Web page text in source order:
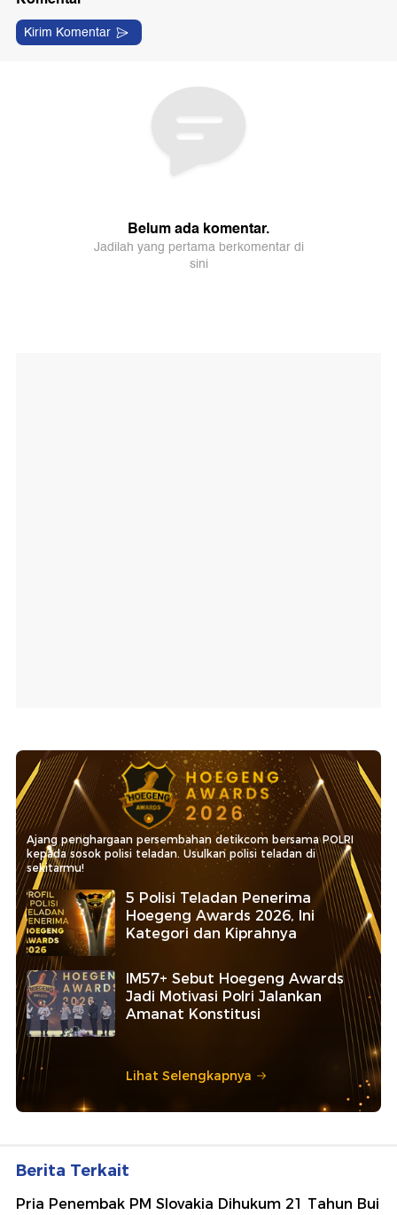
Ajang penghargaan persembahan detikcom bersama POLRI
kepada sosok polisi teladan. Usulkan polisi teladan di
sekitarmu!
5 Polisi Teladan Penerima
Hoegeng Awards 2026, Ini
Kategori dan Kiprahnya
IM57+ Sebut Hoegeng Awards
Jadi Motivasi Polri Jalankan
Amanat Konstitusi
Lihat Selengkapnya
Berita Terkait
Pria Penembak PM Slovakia Dihukum 21 Tahun Bui